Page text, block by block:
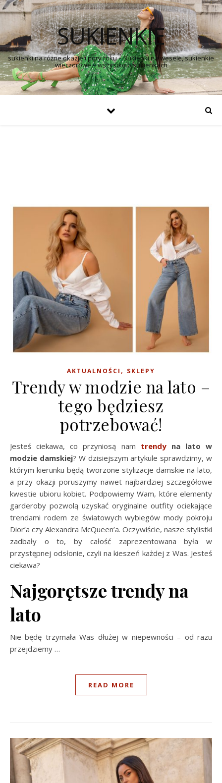
SUKIENKIE
sukienki na różne okazje i pory roku – Sukienki na wesele, sukienkie
wieczorowe – wszystko o sukienkach
AKTUALNOŚCI , SKLEPY
Trendy w modzie na lato –
tego będziesz
potrzebować!
Jesteś ciekawa, co przyniosą nam trendyna lato w
modzie damskiej? W dzisiejszym artykule sprawdzimy, w
którym kierunku będą tworzone stylizacje damskie na lato,
a przy okazji poruszymy nawet najbardziej szczegółowe
kwestie ubioru kobiet. Podpowiemy Wam, które elementy
garderoby pozwolą uzyskać oryginalne outfity ociekające
trendami rodem ze światowych wybiegów mody pokroju
Dior’a czy Alexandra McQueen’a. Oczywiście, nasze stylistki
zadbały o to, by całość zaprezentowana była w
przystępnej odsłonie, czyli na kieszeń każdej z Was. Jesteś
ciekawa?
Najgorętsze trendy na
lato
Nie będę trzymała Was dłużej w niepewności – od razu
przejdziemy …
READ MORE